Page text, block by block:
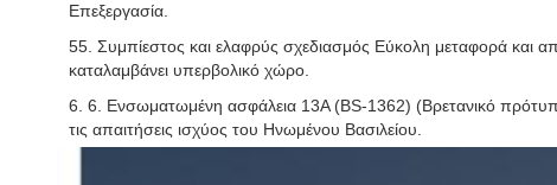
Επεξεργασία.
55. Συμπίεστος και ελαφρύς σχεδιασμός Εύκολη μεταφορά και
καταλαμβάνει υπερβολικό χώρο.
6. 6. Ενσωματωμένη ασφάλεια 13A (BS-1362) (Βρετανικό
τις απαιτήσεις ισχύος του Ηνωμένου Βασιλείου.